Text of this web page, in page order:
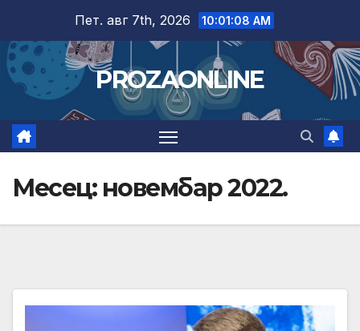
content
Пет. авг 7th, 2026 10:01:09 AM
PROZAONLINE
Месец: новембар 2022.